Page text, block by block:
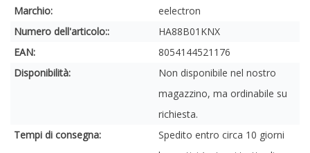
Marchio:
eelectron
Numero dell'articolo::
HA88B01KNX
EAN:
8054144521176
Disponibilità:
Non disponibile nel nostro
magazzino, ma ordinabile su
richiesta.
Tempi di consegna:
Spedito entro circa 10 giorni